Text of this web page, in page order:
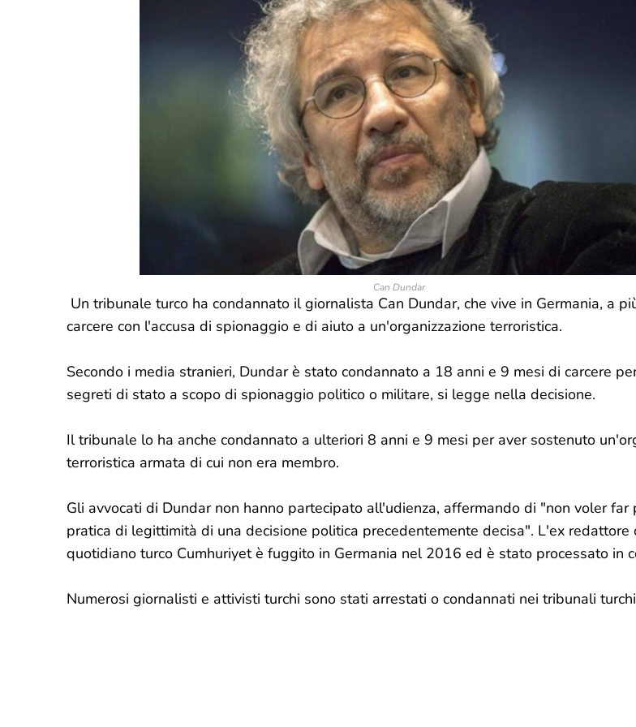
Can Dundar
Un tribunale turco ha condannato il giornalista Can Dundar, che vive in Germania, a
carcere con l'accusa di spionaggio e di aiuto a un'organizzazione terroristica.
Secondo i media stranieri, Dundar è stato condannato a 18 anni e 9 mesi di carcere
segreti di stato a scopo di spionaggio politico o militare, si legge nella decisione.
Il tribunale lo ha anche condannato a ulteriori 8 anni e 9 mesi per aver sostenuto
terroristica armata di cui non era membro.
Gli avvocati di Dundar non hanno partecipato all'udienza, affermando di "non voler far
pratica di legittimità di una decisione politica precedentemente decisa". L'ex redattore
quotidiano turco Cumhuriyet è fuggito in Germania nel 2016 ed è stato processato in
Numerosi giornalisti e attivisti turchi sono stati arrestati o condannati nei tribunali